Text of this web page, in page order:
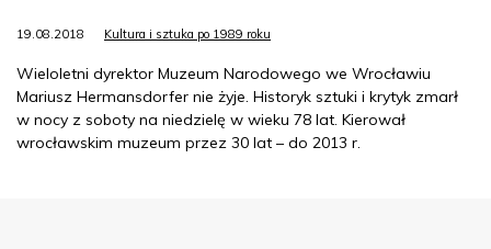
19.08.2018 Kultura i sztuka po 1989 roku
Wieloletni dyrektor Muzeum Narodowego we Wrocławiu
Mariusz Hermansdorfer nie żyje. Historyk sztuki i krytyk zmarł
w nocy z soboty na niedzielę w wieku 78 lat. Kierował
wrocławskim muzeum przez 30 lat – do 2013 r.